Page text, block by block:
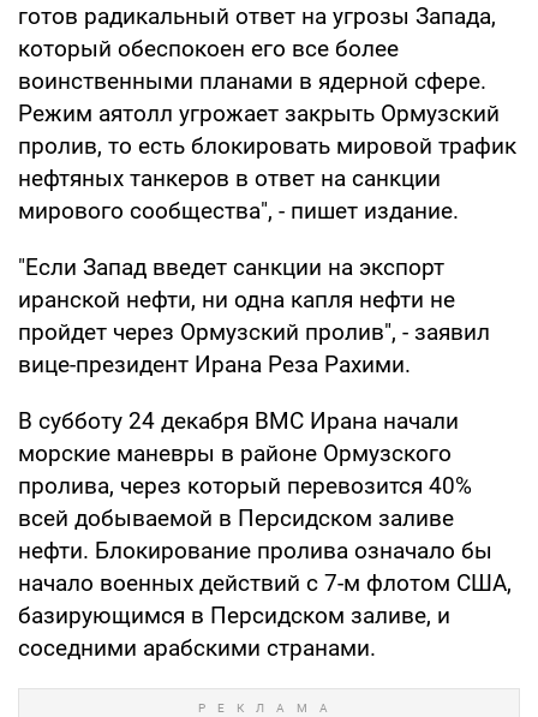
готов радикальный ответ на угрозы Запада,
который обеспокоен его все более
воинственными планами в ядерной сфере.
Режим аятолл угрожает закрыть Ормузский
пролив, то есть блокировать мировой трафик
нефтяных танкеров в ответ на санкции
мирового сообщества", - пишет издание.
"Если Запад введет санкции на экспорт
иранской нефти, ни одна капля нефти не
пройдет через Ормузский пролив", - заявил
вице-президент Ирана Реза Рахими.
В субботу 24 декабря ВМС Ирана начали
морские маневры в районе Ормузского
пролива, через который перевозится 40%
всей добываемой в Персидском заливе
нефти. Блокирование пролива означало бы
начало военных действий с 7-м флотом США,
базирующимся в Персидском заливе, и
соседними арабскими странами.